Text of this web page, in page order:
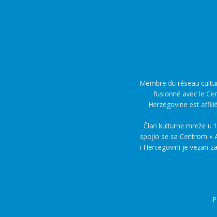
Membre du réseau
fusionné avec le
Herzégovine est
Član kulturne mreže u
spojio se sa Centrom «
i Hercegovini je vezan